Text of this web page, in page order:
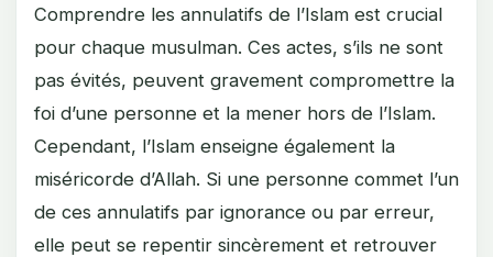
Comprendre les annulatifs de l’Islam est crucial
pour chaque musulman. Ces actes, s’ils ne sont
pas évités, peuvent gravement compromettre la
foi d’une personne et la mener hors de l’Islam.
Cependant, l’Islam enseigne également la
miséricorde d’Allah. Si une personne commet l’un
de ces annulatifs par ignorance ou par erreur,
elle peut se repentir sincèrement et retrouver